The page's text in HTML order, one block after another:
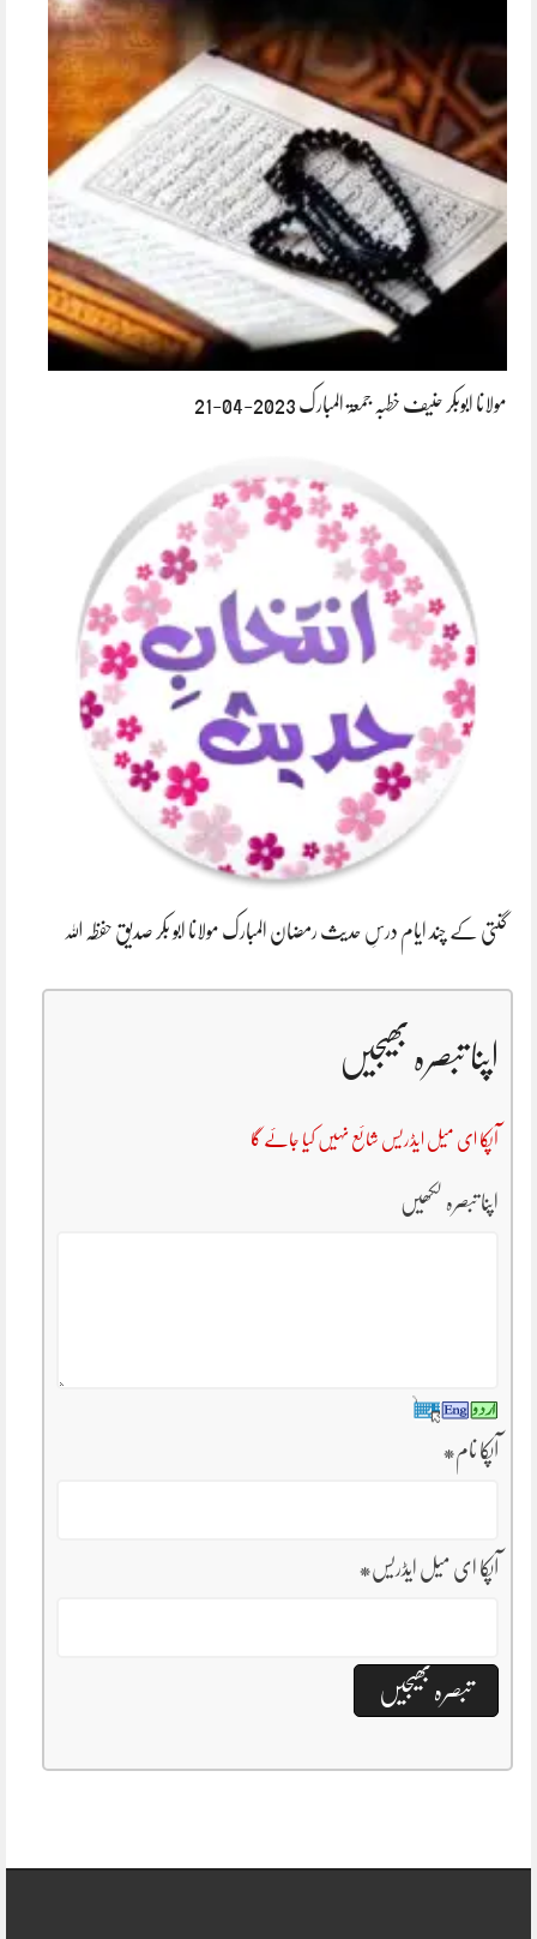
مولانا ابوبکر حنیف خطبہ جمعۃ المبارک 2023-04-21
گنتی کے چند ایام درسِ حدیث رمضان المبارک مولانا ابو بکر صدیق حفظہ اللہ
اپنا تبصرہ بھیجیں
آپکا ای میل ایڈریس شائع نہیں کیا جائے گا
اپنا تبصرہ لکھیں
آپکا نام*
آپکا ای میل ایڈریس*